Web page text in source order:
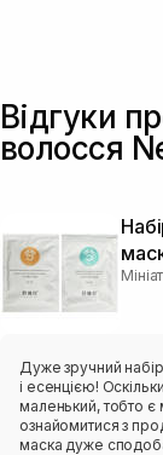
Відгуки
волосся
Дуже зручний
і есенцією!
маленький, тобто є
ознайомитися з
маска дуже